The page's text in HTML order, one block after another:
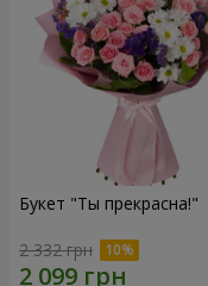
Букет "Ты прекрасна!"
2 332 грн